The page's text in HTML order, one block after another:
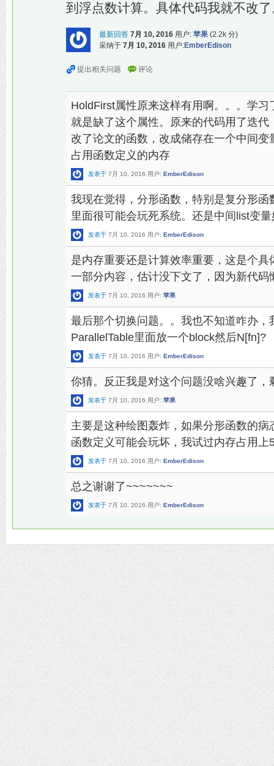
到浮点数计算。具体代码我就不改
最新回答 7月 10, 2016 用户: 苹果 (2.2k 分)
采纳于 7月 10, 2016 用户:EmberEdison
HoldFirst属性原来这样有用啊。。。学
就是缺了这个属性。原来的代码用了迭
改了论文的函数，改成储存在一个中间
占用函数定义的内存
发表于 7月 10, 2016 用户: EmberEdison
我现在觉得，分形函数，特别是复分形
里面很可能会玩死系统。还是中间list变
发表于 7月 10, 2016 用户: EmberEdison
是内存重要还是计算效率重要，这是个
一部分内容，估计没下文了，因为新代码
发表于 7月 10, 2016 用户: 苹果
最后那个切换问题。。我也不知道咋办
ParallelTable里面放一个block然后N[fn]?
发表于 7月 10, 2016 用户: EmberEdison
你猜。反正我是对这个问题没啥兴趣了
发表于 7月 10, 2016 用户: 苹果
主要是这种绘图轰炸，如果分形函数的
函数定义可能会玩坏，我试过内存占用上
发表于 7月 10, 2016 用户: EmberEdison
总之谢谢了~~~~~~~
发表于 7月 10, 2016 用户: EmberEdison